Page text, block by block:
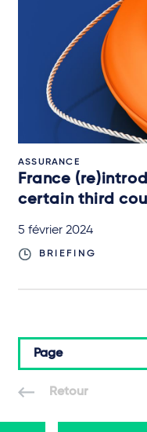
ASSURANCE
France
certain third
5 février 2024
BRIEFING
Page
Retour